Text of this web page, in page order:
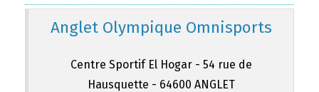
Anglet Olympique Omnisports
Centre Sportif El Hogar - 54 rue de
Hausquette - 64600 ANGLET